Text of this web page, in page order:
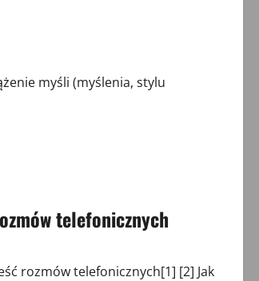
myśli (myślenia, stylu
telefonicznych
rozmów telefonicznych[1] [2] Jak